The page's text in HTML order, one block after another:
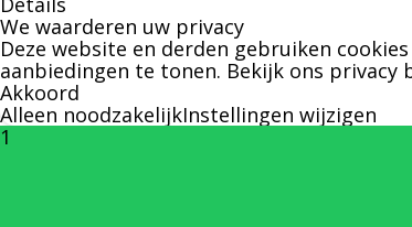
We waarderen uw privacy
Deze website en derden gebruiken
aanbiedingen te tonen. Bekijk ons privacy
Akkoord
Alleen noodzakelijkInstellingen wijzigen
1